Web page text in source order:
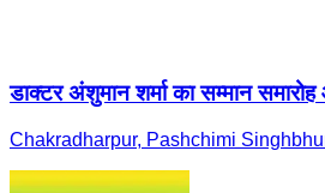
डाक्टर अंशुमान शर्मा का सम्मान
Chakradharpur, Pashchimi